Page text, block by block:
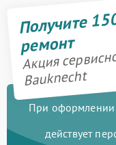
Получите
ремонт
Акция
Bauknecht
При оформлении
действует